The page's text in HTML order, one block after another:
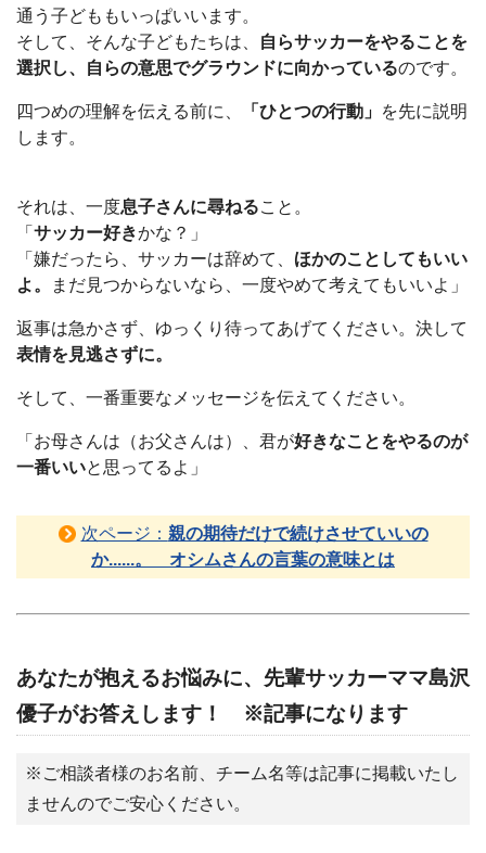
通う子どももいっぱいいます。
そして、そんな子どもたちは、
自らサッカーをやることを
選択し、自らの意思でグラウンドに向かっているのです。
四つめの理解を伝える前に、 「ひとつの行動」 を先に説明
します。
それは、一度息子さんに尋ねること。
「 サッカー好きかな？」
「嫌だったら、サッカーは辞めて、 ほかのことしてもいい
よ。
まだ見つからないなら、一度やめて考えてもいいよ」
返事は急かさず、ゆっくり待ってあげてください。決して
表情を見逃さずに。
そして、一番重要なメッセージを伝えてください。
「お母さんは（お父さんは）、君が好きなことをやるのが
一番いいと思ってるよ」
次ページ： 親の期待だけで続けさせていいの
か......。 オシムさんの言葉の意味とは
あなたが抱えるお悩みに、先輩サッカーママ島沢
優子がお答えします！ ※記事になります
※ご相談者様のお名前、チーム名等は記事に掲載いたし
ませんのでご安心ください。